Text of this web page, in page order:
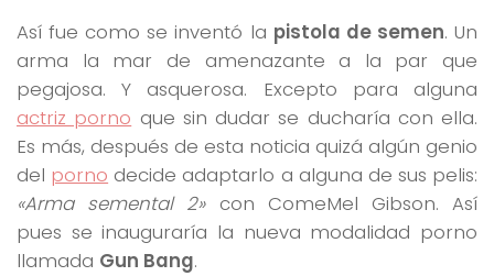
Así fue como se inventó la pistola de semen. Un
arma la mar de amenazante a la par que
pegajosa. Y asquerosa. Excepto para alguna
actriz porno que sin dudar se ducharía con ella.
Es más, después de esta noticia quizá algún genio
del porno decide adaptarlo a alguna de sus pelis:
«Arma semental 2»con ComeMel Gibson. Así
pues se inauguraría la nueva modalidad porno
llamada Gun Bang.